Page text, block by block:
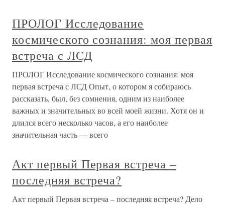
ПРОЛОГ Исследование
космического сознания: моя первая
встреча с ЛСД
ПРОЛОГ Исследование космического сознания: моя
первая встреча с ЛСД Опыт, о котором я собираюсь
рассказать, был, без сомнения, одним из наиболее
важных и значительных во всей моей жизни. Хотя он и
длился всего несколько часов, а его наиболее
значительная часть — всего
Акт первый Первая встреча –
последняя встреча?
Акт первый Первая встреча – последняя встреча? Дело